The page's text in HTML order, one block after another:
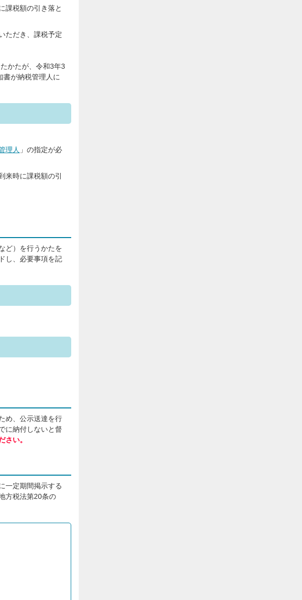
課税額の引き落と
ただき、課税予定
かたが、令和3年3
書が納税管理人に
理人 」の指定が必
時に課税額の引
ど）を行うかたを
し、必要事項を記
め、公示送達を行
に納付しないと督
さい。
一定期間掲示する
方税法第20条の